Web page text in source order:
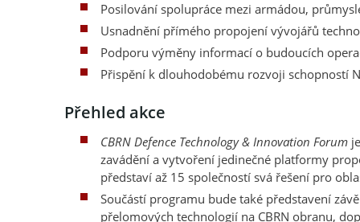
Posilování spolupráce mezi armádou,
Usnadnění přímého propojení vývojářů
Podporu výměny informací o budoucích
Přispění k dlouhodobému rozvoji schopností
Přehled akce
CBRN Defence Technology & Innovation Forum
zavádění a vytvoření jedinečné platformy
představí až 15 společností svá řešení pro
Součástí programu bude také představení
přelomových technologií na CBRN obranu,